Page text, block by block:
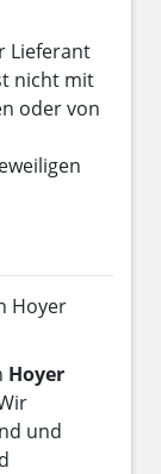
Lieferant
nicht mit
oder von
Hoyer
Hoyer
und